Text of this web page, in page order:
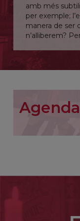
amb més
per exemple;
manera de ser
n’alliberem?
Senyor,
conscient.
Agenda